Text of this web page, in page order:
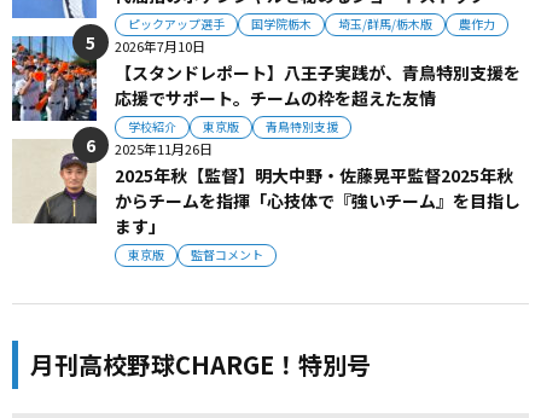
ピックアップ選手 国学院栃木 埼玉/群馬/栃木版 農作力
2026年7月10日
【スタンドレポート】八王子実践が、青鳥特別支援を
応援でサポート。チームの枠を超えた友情
学校紹介 東京版 青鳥特別支援
2025年11月26日
2025年秋【監督】明大中野・佐藤晃平監督2025年秋
からチームを指揮「心技体で『強いチーム』を目指し
ます」
東京版 監督コメント
月刊高校野球CHARGE！特別号